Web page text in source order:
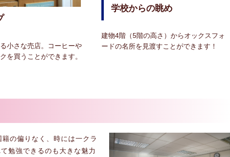
小さな売店。コーヒーや
を買うことができます。
学校からの眺め
建物4階（5階の高さ）からオックスフォ
ードの名所を見渡すことができます！
の偏りなく、時には一クラ
勉強できるのも大きな魅力